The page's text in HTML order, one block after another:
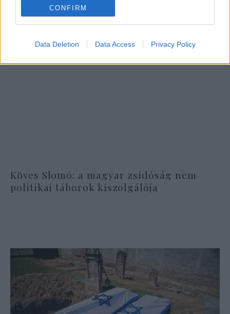
CONFIRM
Data Deletion Data Access Privacy Policy
Köves Slomó: a magyar zsidóság nem
politikai táborok kiszolgálója